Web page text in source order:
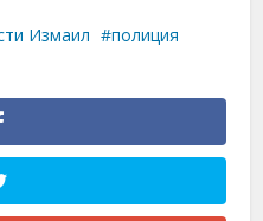
Измаил
полиция